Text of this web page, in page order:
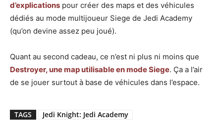
d’explications pour créer des maps et des véhicules
dédiés au mode multijoueur Siege de Jedi Academy
(qu’on devine assez peu joué).
Quant au second cadeau, ce n’est ni plus ni moins que
Destroyer, une map utilisable en mode Siege. Ça a l’air
de se jouer surtout à base de véhicules dans l’espace.
TAGS Jedi Knight: Jedi Academy